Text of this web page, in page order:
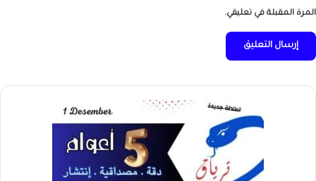
المرة المقبلة في تعليقي.